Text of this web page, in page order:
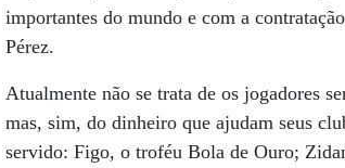
importantes do mundo e com a
Pérez.
Atualmente não se trata de os jogadores
mas, sim, do dinheiro que ajudam seus
servido: Figo, o troféu Bola de Ouro;